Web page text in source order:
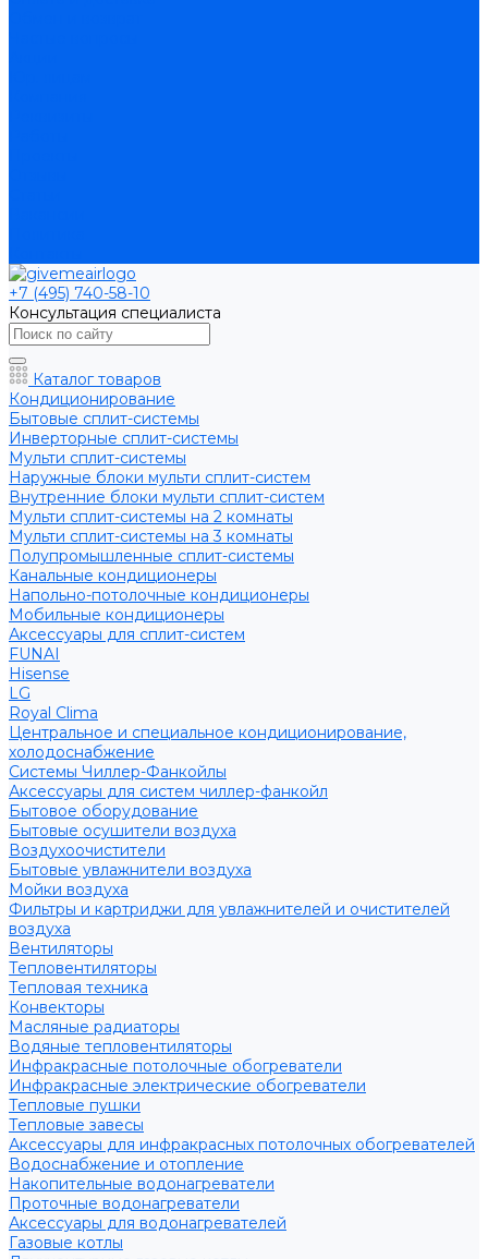
+7 (495) 740-58-10
Консультация специалиста
Каталог товаров
Кондиционирование
Бытовые сплит-системы
Инверторные сплит-системы
Мульти сплит-системы
Наружные блоки мульти сплит-систем
Внутренние блоки мульти сплит-систем
Мульти сплит-системы на 2 комнаты
Мульти сплит-системы на 3 комнаты
Полупромышленные сплит-системы
Канальные кондиционеры
Напольно-потолочные кондиционеры
Мобильные кондиционеры
Аксессуары для сплит-систем
FUNAI
Hisense
LG
Royal Clima
Центральное и специальное кондиционирование,
холодоснабжение
Системы Чиллер-Фанкойлы
Аксессуары для систем чиллер-фанкойл
Бытовое оборудование
Бытовые осушители воздуха
Воздухоочистители
Бытовые увлажнители воздуха
Мойки воздуха
Фильтры и картриджи для увлажнителей и очистителей
воздуха
Вентиляторы
Тепловентиляторы
Тепловая техника
Конвекторы
Масляные радиаторы
Водяные тепловентиляторы
Инфракрасные потолочные обогреватели
Инфракрасные электрические обогреватели
Тепловые пушки
Тепловые завесы
Аксессуары для инфракрасных потолочных обогревателей
Водоснабжение и отопление
Накопительные водонагреватели
Проточные водонагреватели
Аксессуары для водонагревателей
Газовые котлы